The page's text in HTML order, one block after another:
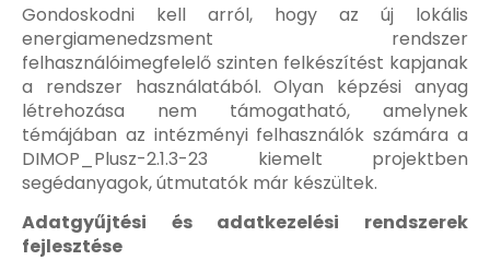
Gondoskodni kell arról, hogy az új lokális
energiamenedzsment rendszer
felhasználóimegfelelő szinten felkészítést kapjanak
a rendszer használatából. Olyan képzési anyag
létrehozása nem támogatható, amelynek
témájában az intézményi felhasználók számára a
DIMOP_Plusz-2.1.3-23 kiemelt projektben
segédanyagok, útmutatók már készültek.
Adatgyűjtési és adatkezelési rendszerek
fejlesztése